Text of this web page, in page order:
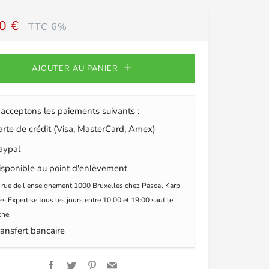
€ TTC 6%
AJOUTER AU PANIER
les paiements suivants :
de crédit (Visa, MasterCard, Amex)
au point d'enlèvement
de l’enseignement 1000 Bruxelles chez Pascal Karp
Expertise tous les jours entre 10:00 et 19:00 sauf le
bancaire
Facebook
TwitterPinterest
Email